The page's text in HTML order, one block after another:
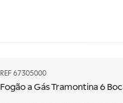
REF 67305000
Fogão a Gás Tramontina 6